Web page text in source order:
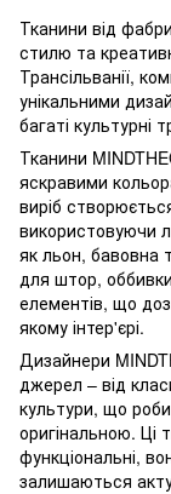
Тканини від
стилю та
Трансільванії,
унікальними
багаті культурні
Тканини
яскравими
виріб
використовуючи
як льон, бавовна
для штор,
елементів, що
якому інтер'єрі.
Дизайнери
джерел – від
культури, що
оригінальною. Ці
функціональні,
залишаються